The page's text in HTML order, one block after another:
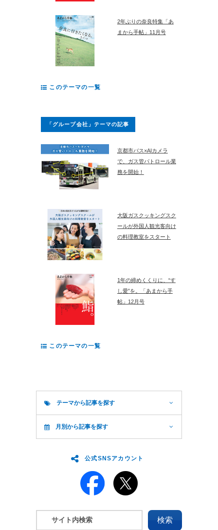
2年ぶりの奈良特集「あ
まから手帖」11月号
このテーマの一覧
「グループ会社」テーマの記事
京都市バス×AIカメラ
で、ガス管パトロール業
務を開始！
大阪ガスクッキングスク
ールが外国人観光客向け
の料理教室をスタート
1年の締めくくりに、“す
し愛”を。「あまから手
帖」12月号
このテーマの一覧
テーマから記事を探す
月別から記事を探す
公式SNSアカウント